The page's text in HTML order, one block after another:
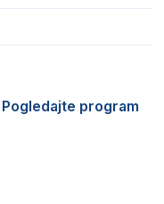
Pogledajte program